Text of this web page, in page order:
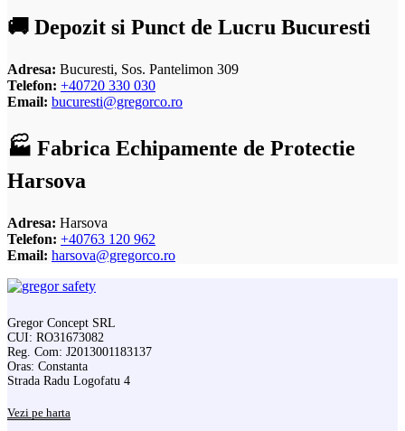
🚚 Depozit si Punct de Lucru Bucuresti
Adresa: Bucuresti, Sos. Pantelimon 309
Telefon: +40720 330 030
Email: bucuresti@gregorco.ro
🏭 Fabrica Echipamente de Protectie
Harsova
Adresa: Harsova
Telefon: +40763 120 962
Email: harsova@gregorco.ro
Gregor Concept SRL
CUI: RO31673082
Reg. Com: J2013001183137
Oras: Constanta
Strada Radu Logofatu 4
Vezi pe harta